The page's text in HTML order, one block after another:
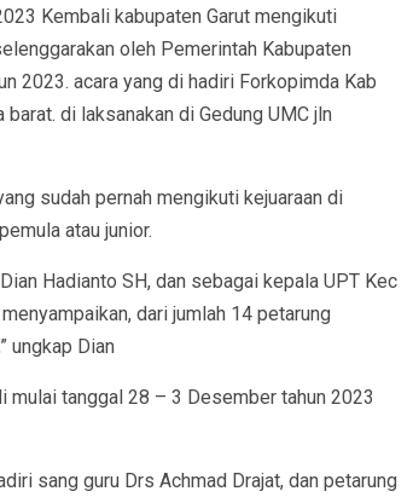
Kembali kabupaten Garut mengikuti
oleh Pemerintah Kabupaten
2023. acara yang di hadiri Forkopimda Kab
di laksanakan di Gedung UMC jln
sudah pernah mengikuti kejuaraan di
atau junior.
Hadianto SH, dan sebagai kepala UPT Kec
dari jumlah 14 petarung
ungkap Dian
mulai tanggal 28 – 3 Desember tahun 2023
sang guru Drs Achmad Drajat, dan petarung